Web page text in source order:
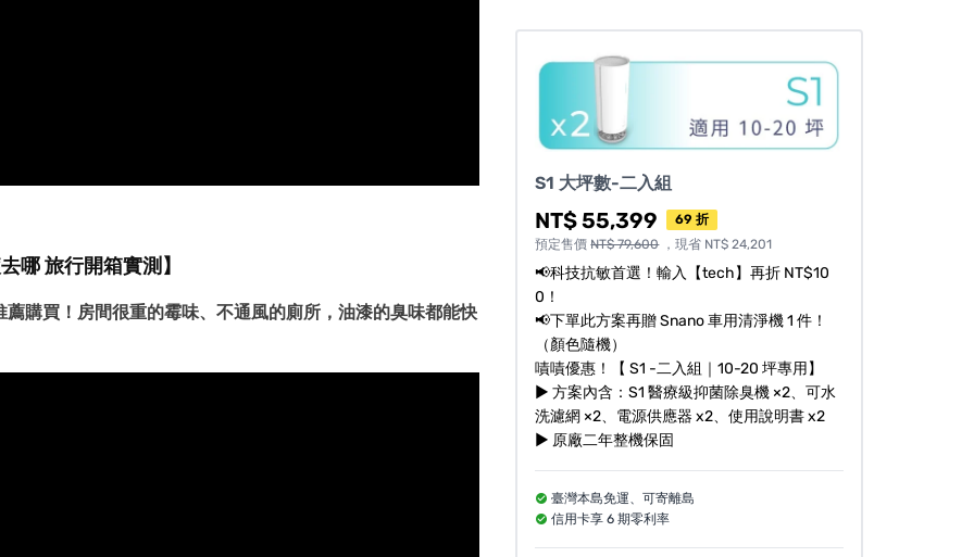
哪 旅行開箱實測】
購買！房間很重的霉味、不通風的廁所，油漆的臭味都能快
S1 大坪數-二入組
NT$ 55,399
69 折
預定售價NT$ 79,600，現省 NT$ 24,201
📢科技抗敏首選！輸入【tech】再折 NT$10
0！
📢下單此方案再贈 Snano 車用清淨機 1 件！
（顏色隨機）
嘖嘖優惠！【 S1 -二入組｜10-20 坪專用】
► 方案內含：S1 醫療級抑菌除臭機 ×2、可水
洗濾網 ×2、電源供應器 x2、使用說明書 x2
► 原廠二年整機保固
臺灣本島免運、可寄離島
信用卡享 6 期零利率